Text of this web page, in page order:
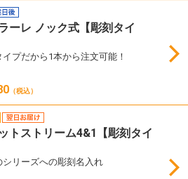
ーレ ノック式【彫刻タイ
イプだから1本から注文可能！
（税込）
トストリーム4&1【彫刻タイ
シリーズへの彫刻名入れ